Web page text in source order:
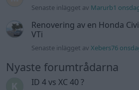
Senaste inlägget av Marurb1
Renovering av en Honda
VTi
Senaste inlägget avXebers76
Nyaste forumtrådarna
ID 4 vs XC 40 ?